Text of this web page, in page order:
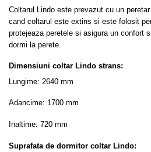
Coltarul Lindo este prevazut cu un
cand coltarul este extins si este folosit
protejeaza peretele si asigura un confort
dormi la perete.
Dimensiuni coltar Lindo strans:
Lungime: 2640 mm
Adancime: 1700 mm
Inaltime: 720 mm
Suprafata de dormitor coltar Lindo: